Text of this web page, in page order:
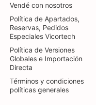
Vendé con nosotros
Política de Apartados,
Reservas, Pedidos
Especiales Vicortech
Política de Versiones
Globales e Importación
Directa
Términos y condiciones
políticas generales